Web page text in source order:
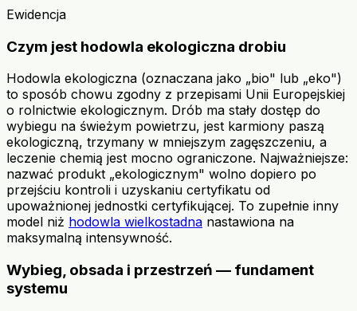
Ewidencja
Czym jest hodowla ekologiczna drobiu
Hodowla ekologiczna (oznaczana jako „bio" lub „eko")
to sposób chowu zgodny z przepisami Unii Europejskiej
o rolnictwie ekologicznym. Drób ma stały dostęp do
wybiegu na świeżym powietrzu, jest karmiony paszą
ekologiczną, trzymany w mniejszym zagęszczeniu, a
leczenie chemią jest mocno ograniczone. Najważniejsze:
nazwać produkt „ekologicznym" wolno dopiero po
przejściu kontroli i uzyskaniu certyfikatu od
upoważnionej jednostki certyfikującej. To zupełnie inny
model niż hodowla wielkostadna nastawiona na
maksymalną intensywność.
Wybieg, obsada i przestrzeń — fundament
systemu